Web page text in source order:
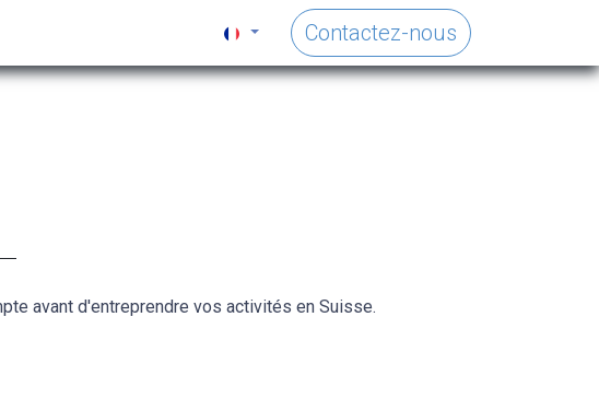
Contactez-nous
avant d'entreprendre vos activités en Suisse.